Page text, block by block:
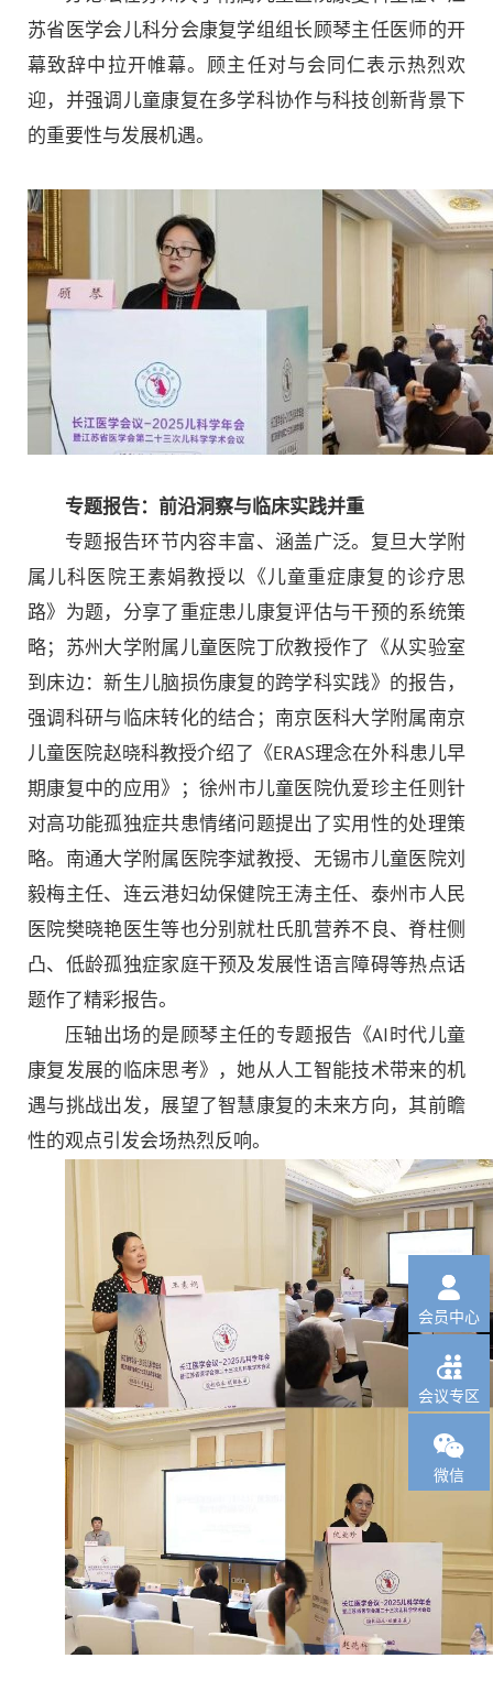
苏省医学会儿科分会康复学组组长顾琴主任医师的开
幕致辞中拉开帷幕。顾主任对与会同仁表示热烈欢
迎，并强调儿童康复在多学科协作与科技创新背景下
的重要性与发展机遇。
专题报告：前沿洞察与临床实践并重
专题报告环节内容丰富、涵盖广泛。复旦大学附
属儿科医院王素娟教授以《儿童重症康复的诊疗思
路》为题，分享了重症患儿康复评估与干预的系统策
略；苏州大学附属儿童医院丁欣教授作了《从实验室
到床边：新生儿脑损伤康复的跨学科实践》的报告，
强调科研与临床转化的结合；南京医科大学附属南京
儿童医院赵晓科教授介绍了《ERAS理念在外科患儿早
期康复中的应用》；徐州市儿童医院仇爱珍主任则针
对高功能孤独症共患情绪问题提出了实用性的处理策
略。南通大学附属医院李斌教授、无锡市儿童医院刘
毅梅主任、连云港妇幼保健院王涛主任、泰州市人民
医院樊晓艳医生等也分别就杜氏肌营养不良、脊柱侧
凸、低龄孤独症家庭干预及发展性语言障碍等热点话
题作了精彩报告。
压轴出场的是顾琴主任的专题报告《AI时代儿童
康复发展的临床思考》，她从人工智能技术带来的机
遇与挑战出发，展望了智慧康复的未来方向，其前瞻
性的观点引发会场热烈反响。

会员中心

会议专区

微信